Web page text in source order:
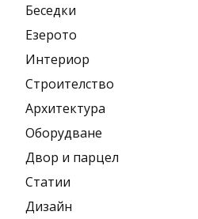
Беседки
Езерото
Интериор
Строителство
Архитектура
Оборудване
Двор и парцел
Статии
Дизайн